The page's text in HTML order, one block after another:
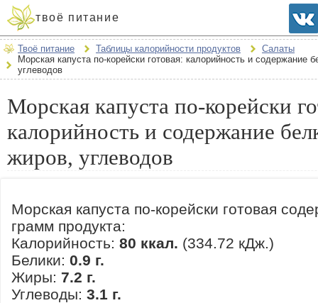
твоё питание
Твоё питание Таблицы калорийности продуктов
Салаты
Морская капуста по-корейски готовая: калорийность и содержание
углеводов
Морская капуста по-корейски
калорийность и содержание
жиров, углеводов
Морская капуста по-корейски готовая
грамм продукта:
Калорийность: 80 ккал. (334.72 кДж.)
Белики: 0.9 г.
Жиры: 7.2 г.
Углеводы: 3.1 г.